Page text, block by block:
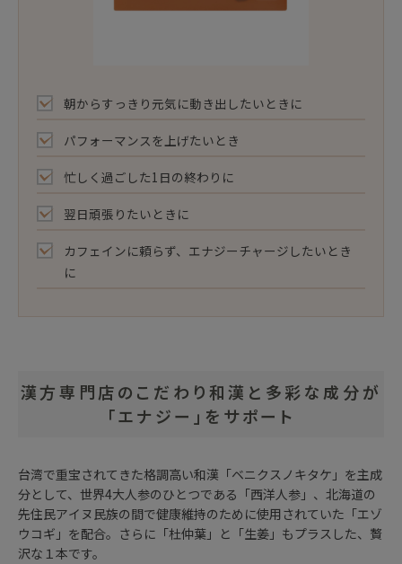
朝からすっきり元気に動き出したいときに
パフォーマンスを上げたいとき
忙しく過ごした1日の終わりに
翌日頑張りたいときに
カフェインに頼らず、エナジーチャージしたいとき
に
漢方専門店のこだわり和漢と多彩な成分が
「エナジー」をサポート
台湾で重宝されてきた格調高い和漢「ベニクスノキタケ」を主成
分として、世界4大人参のひとつである「西洋人参」、北海道の
先住民アイヌ民族の間で健康維持のために使用されていた「エゾ
ウコギ」を配合。さらに「杜仲葉」と「生姜」もプラスした、贅
沢な１本です。